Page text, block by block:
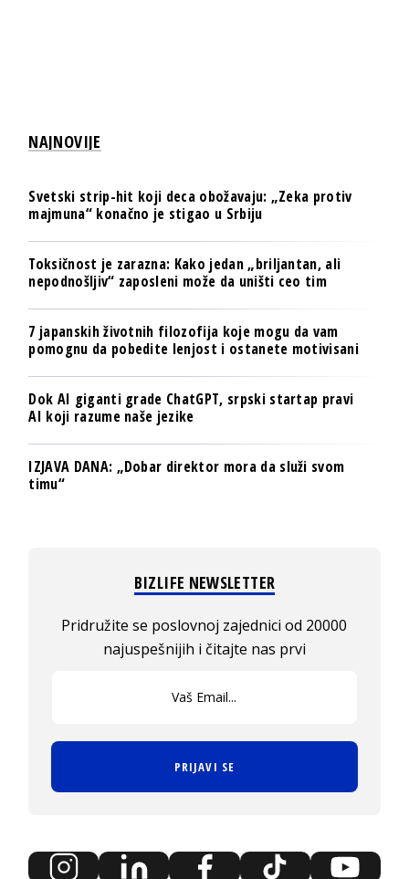
NAJNOVIJE
Svetski strip-hit koji deca obožavaju: „Zeka protiv
majmuna“ konačno je stigao u Srbiju
Toksičnost je zarazna: Kako jedan „briljantan, ali
nepodnošljiv“ zaposleni može da uništi ceo tim
7 japanskih životnih filozofija koje mogu da vam
pomognu da pobedite lenjost i ostanete motivisani
Dok AI giganti grade ChatGPT, srpski startap pravi
AI koji razume naše jezike
IZJAVA DANA: „Dobar direktor mora da služi svom
timu“
BIZLIFE NEWSLETTER
Pridružite se poslovnoj zajednici od 20000
najuspešnijih i čitajte nas prvi
PRIJAVI SE